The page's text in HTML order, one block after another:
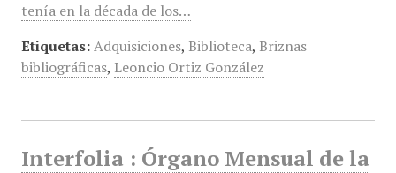
tenía en la década de los…
Etiquetas: Adquisiciones, Biblioteca, Briznas
bibliográficas, Leoncio Ortiz González
Interfolia : Órgano Mensual de la